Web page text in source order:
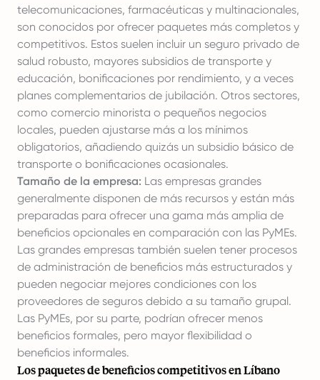
telecomunicaciones, farmacéuticas y multinacionales,
son conocidos por ofrecer paquetes más completos y
competitivos. Estos suelen incluir un seguro privado de
salud robusto, mayores subsidios de transporte y
educación, bonificaciones por rendimiento, y a veces
planes complementarios de jubilación. Otros sectores,
como comercio minorista o pequeños negocios
locales, pueden ajustarse más a los mínimos
obligatorios, añadiendo quizás un subsidio básico de
transporte o bonificaciones ocasionales.
Tamaño de la empresa: Las empresas grandes
generalmente disponen de más recursos y están más
preparadas para ofrecer una gama más amplia de
beneficios opcionales en comparación con las PyMEs.
Las grandes empresas también suelen tener procesos
de administración de beneficios más estructurados y
pueden negociar mejores condiciones con los
proveedores de seguros debido a su tamaño grupal.
Las PyMEs, por su parte, podrían ofrecer menos
beneficios formales, pero mayor flexibilidad o
beneficios informales.
Los paquetes de beneficios competitivos en Líbano